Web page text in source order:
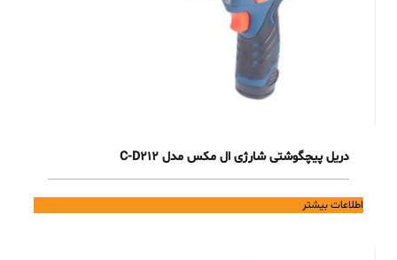
دریل پیچگوشتی شارژی ال مکس مدل C-D212
اطلاعات بیشتر